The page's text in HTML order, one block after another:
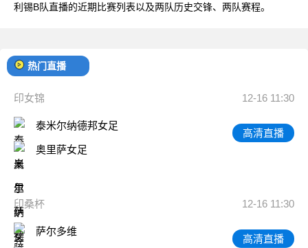
利锡B队直播的近期比赛列表以及两队历史交锋、两队赛程。
热门直播
印女锦 12-16 11:30
泰米尔纳德邦女足
奥里萨女足
高清直播
印桑杯 12-16 11:30
萨尔多维
高清直播